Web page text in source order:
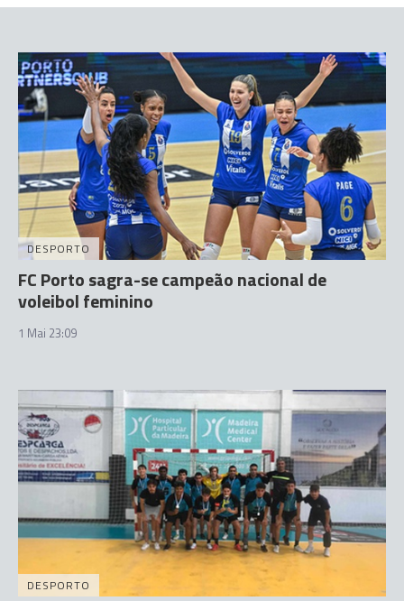
DESPORTO
FC Porto sagra-se campeão nacional de
voleibol feminino
1 Mai 23:09
DESPORTO